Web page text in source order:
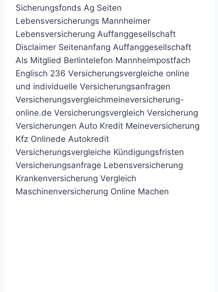
Sicherungsfonds Ag Seiten
Lebensversicherungs Mannheimer
Lebensversicherung Auffanggesellschaft
Disclaimer Seitenanfang Auffanggesellschaft
Als Mitglied Berlintelefon Mannheimpostfach
Englisch 236 Versicherungsvergleiche online
und individuelle Versicherungsanfragen
Versicherungsvergleichmeineversicherung-
online.de Versicherungsvergleich Versicherung
Versicherungen Auto Kredit Meineversicherung
Kfz Onlinede Autokredit
Versicherungsvergleiche Kündigungsfristen
Versicherungsanfrage Lebensversicherung
Krankenversicherung Vergleich
Maschinenversicherung Online Machen